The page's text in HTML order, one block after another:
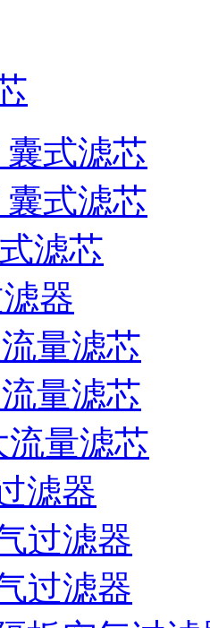
囊式滤芯
囊式滤芯
滤芯
器
量滤芯
量滤芯
量滤芯
滤器
过滤器
过滤器